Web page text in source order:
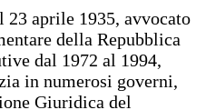
aprile 1935, avvocato
della Repubblica
dal 1972 al 1994,
in numerosi governi,
Giuridica del